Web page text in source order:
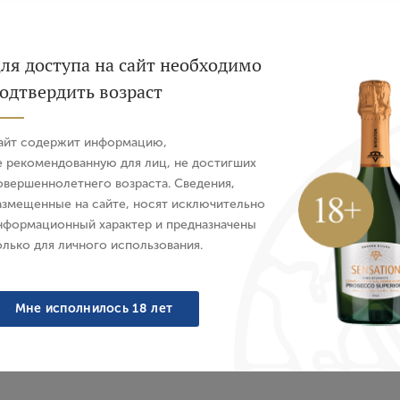
черешни, смородины, клубничного мармелада. Во
оттенками розы.
деликатесами.
доступа на сайт необходимо
возраст
содержит информацию,
рекомендованную для лиц, не достигших
возраста. Сведения,
на сайте, носят исключительно
характер и предназначены
для личного использования.
Мне исполнилось 18 лет
Авторизация
Пароль
Забыли пароль?